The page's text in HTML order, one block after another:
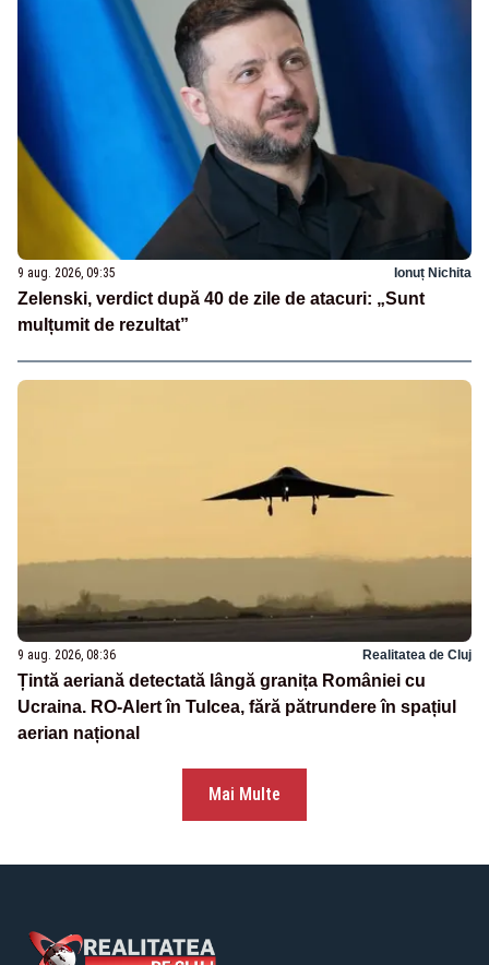
9 aug. 2026, 09:35 Ionuț Nichita
Zelenski, verdict după 40 de zile de atacuri: „Sunt
mulțumit de rezultat”
9 aug. 2026, 08:36 Realitatea de Cluj
Țintă aeriană detectată lângă granița României cu
Ucraina. RO-Alert în Tulcea, fără pătrundere în spațiul
aerian național
Mai Multe